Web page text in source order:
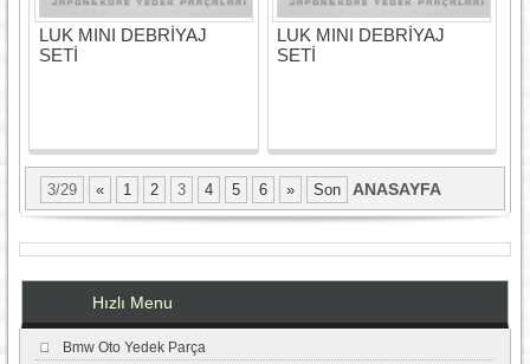
LUK MINI DEBRİYAJ
SETİ
LUK MINI DEBRİYAJ
SETİ
3/29 « 1 2 3 4 5 6 » Son ANASAYFA
Hızlı Menu
Bmw Oto Yedek Parça